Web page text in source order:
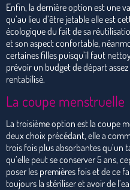
Enfin, la dernière option est une
qu’au lieu d’être jetable elle est
écologique du fait de sa
et son aspect confortable,
certaines filles puisqu’il faut
prévoir un budget de départ
rentabilisé.
La coupe menstruelle
La troisième option est la coupe
deux choix précédant, elle a
trois fois plus absorbantes
qu’elle peut se conserver 5 ans,
poser les premières fois et de ce
toujours la stériliser et avoir de